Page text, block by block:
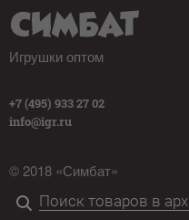
Игрушки оптом
+7 (495) 933 27 02
info@igr.ru
© 2018 «Симбат»